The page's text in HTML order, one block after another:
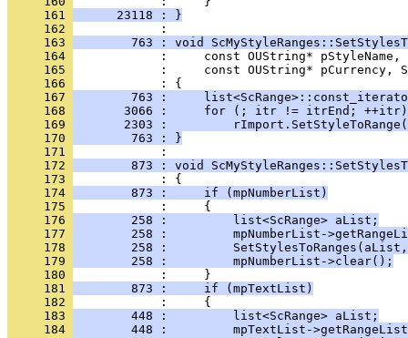
     161
      23118 : }
     162
     163
763 : void
     164
     165
     166
     167
763 :
     168
       3066 :     for (; itr != itrEnd; ++itr)
     169
2303 :
     170
        763 : }
     171
     172
873 : void
     173
     174
        873 :     if (mpNumberList)
     175
     176
        258 :         list<ScRange> aList;
     177
258 :         mpNumberList-
     178
258 :
     179
        258 :         mpNumberList->clear();
     180
     181
        873 :     if (mpTextList)
     182
     183
        448 :         list<ScRange> aList;
     184
448 :         mpTextList-